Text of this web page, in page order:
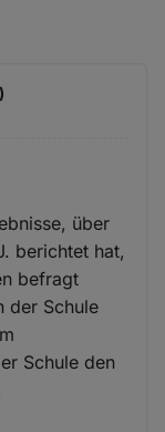
über
berichtet hat,
befragt
der Schule
Schule den